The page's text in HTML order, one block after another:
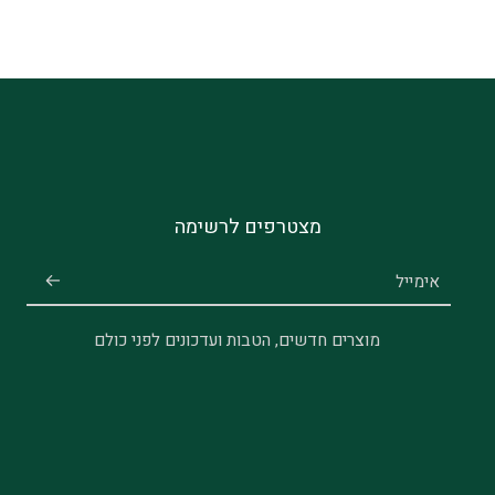
מצטרפים לרשימה
אימייל
מוצרים חדשים, הטבות ועדכונים לפני כולם